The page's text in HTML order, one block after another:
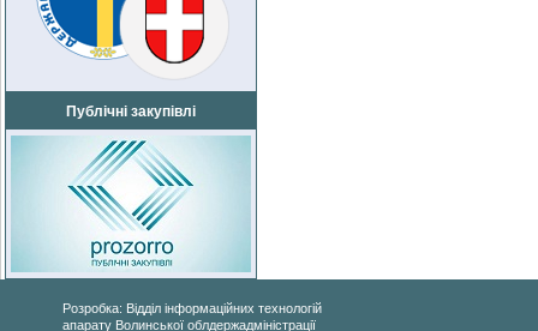
Публічні закупівлі
Розробка: Відділ інформаційних технологій
апарату Волинської облдержадміністрації